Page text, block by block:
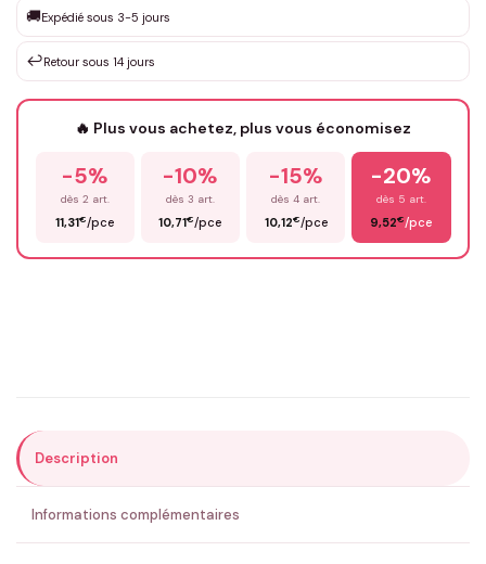
Votre texte / idée*
Prénom*
ENVOYER MA DEMANDE ✨
💚 Retour sous 24-48h🇫🇷 Flocage en France✅ Validation avant fabrication
🚚Expédié sous 3-5 jours
↩️Retour sous 14 jours
🔥 Plus vous achetez, plus vous économisez
-5%
dès 2 art.
11,31€/pce
-10%
dès 3 art.
10,71€/pce
-15%
dès 4 art.
10,12€/pce
-20%
dès 5 art.
9,52€/pce
Description
Informations complémentaires